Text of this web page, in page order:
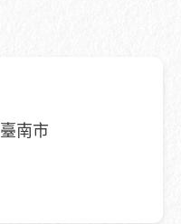
臺南市